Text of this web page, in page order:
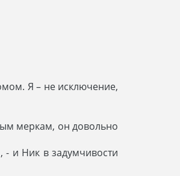
Я – не исключение,
меркам, он довольно
и Ник в задумчивости